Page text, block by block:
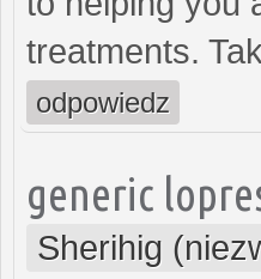
treatments.
odpowiedz
generic
Sherihig